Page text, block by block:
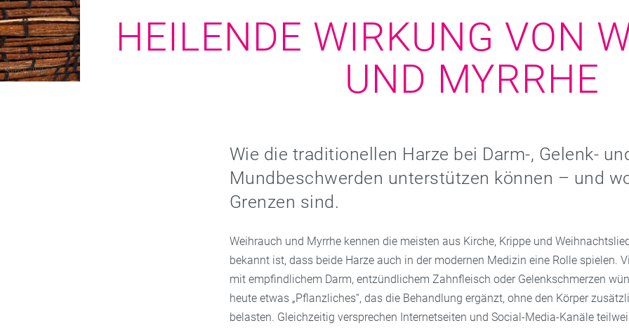
Symbolbild
HEILENDE WIRKUNG VON
UND MYRRHE
Wie die traditionellen Harze bei Darm-, Gelenk-
Mundbeschwerden unterstützen können – und
Grenzen sind.
Weihrauch und Myrrhe kennen die meisten aus Kirche, Krippe und
bekannt ist, dass beide Harze auch in der modernen Medizin eine Rolle spielen.
mit empfindlichem Darm, entzündlichem Zahnfleisch oder Gelenkschmerzen
heute etwas „Pflanzliches“, das die Behandlung ergänzt, ohne den Körper
belasten. Gleichzeitig versprechen Internetseiten und Social-Media-Kanäle